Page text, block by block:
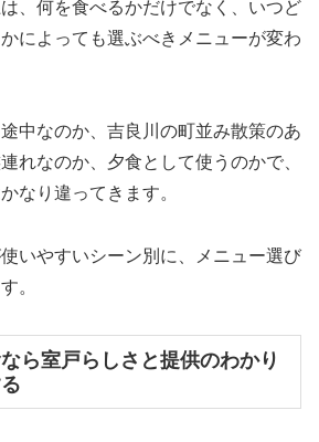
、何を食べるかだけでなく、いつど
によっても選ぶべきメニューが変わ
中なのか、吉良川の町並み散策のあ
れなのか、夕食として使うのかで、
なり違ってきます。
いやすいシーン別に、メニュー選び
。
ら室戸らしさと提供のわかり